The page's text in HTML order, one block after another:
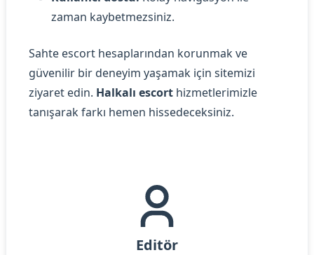
zaman kaybetmezsiniz.
Sahte escort hesaplarından korunmak ve
güvenilir bir deneyim yaşamak için sitemizi
ziyaret edin. Halkalı escort hizmetlerimizle
tanışarak farkı hemen hissedeceksiniz.
Editör